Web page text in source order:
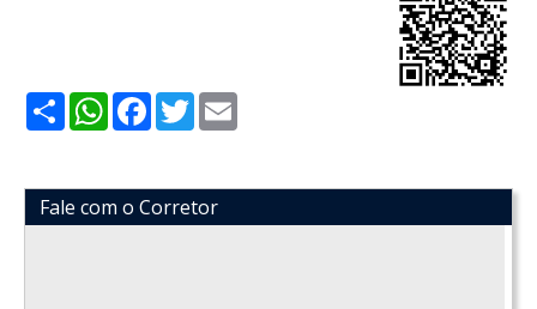
ShareWhatsApp
Facebook
Twitter
Fale com o Corretor